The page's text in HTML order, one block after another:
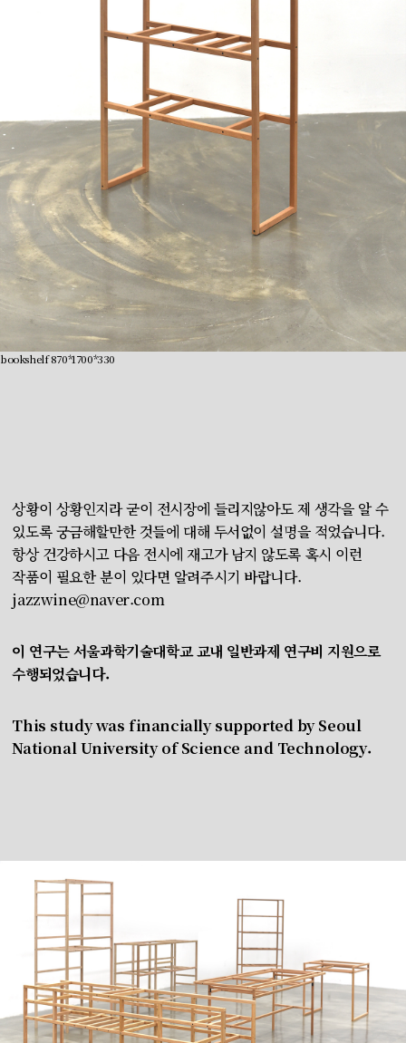
bookshelf 870*1700*330
상황이 상황인지라 굳이 전시장에 들리지않아도 제 생각을 알 수
있도록 궁금해할만한 것들에 대해 두서없이 설명을 적었습니다.
항상 건강하시고 다음 전시에 재고가 남지 않도록 혹시 이런
작품이 필요한 분이 있다면 알려주시기 바랍니다.
jazzwine@naver.com
이 연구는 서울과학기술대학교 교내 일반과제 연구비 지원으로
수행되었습니다.
This study was financially supported by Seoul
National University of Science and Technology.